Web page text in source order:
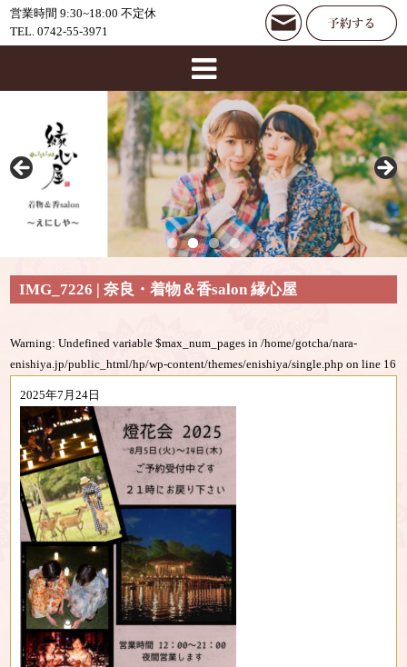
営業時間 9:30~18:00 不定休
TEL. 0742-55-3971
IMG_7226 | 奈良・着物＆香salon 縁心屋
Warning: Undefined variable $max_num_pages in/home/gotcha/nara-
enishiya.jp/public_html/hp/wp-content/themes/enishiya/single.php on line 16
2025年7月24日